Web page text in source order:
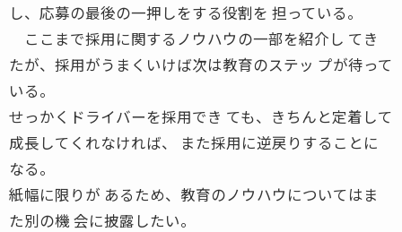
し、応募の最後の一押しをする役割を 担っている。
ここまで採用に関するノウハウの一部を紹介し てき
たが、採用がうまくいけば次は教育のステッ プが待って
いる。
せっかくドライバーを採用でき ても、きちんと定着して
成長してくれなければ、 また採用に逆戻りすることに
なる。
紙幅に限りが あるため、教育のノウハウについてはま
た別の機 会に披露したい。